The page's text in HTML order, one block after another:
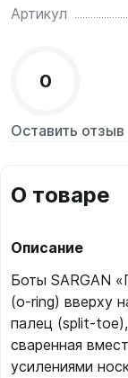
Артикул
0
Оставить отзыв
О товаре
Описание
Боты SARGAN
(o-ring) вверху
палец (split-
сваренная
усилениями